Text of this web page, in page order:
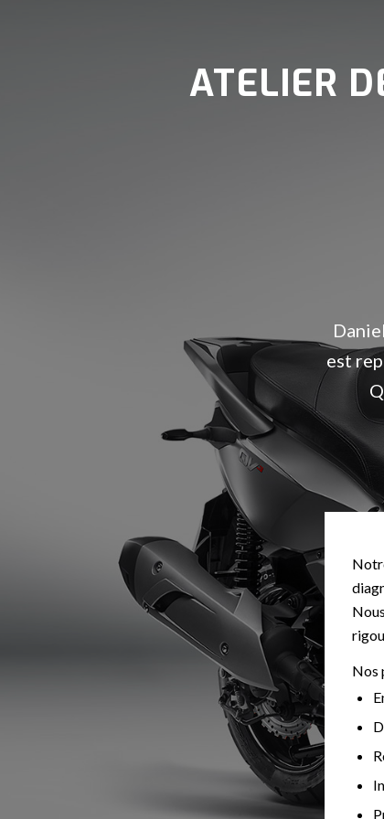
ATELIER
est
Nos